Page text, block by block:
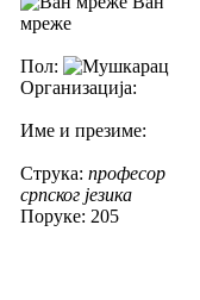
мреже
Пол:
Организација:
Име и презиме:
Струка: професор
српског језика
Поруке: 205